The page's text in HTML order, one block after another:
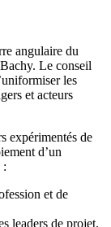
angulaire du
Le conseil
les
et acteurs
expérimentés de
d’un
:
et de
leaders de projet.